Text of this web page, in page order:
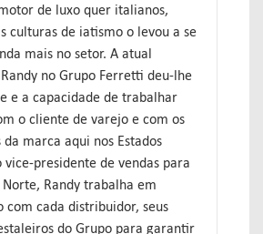
de luxo quer italianos,
culturas de iatismo o levou a se
mais no setor. A atual
no Grupo Ferretti deu-lhe
e a capacidade de trabalhar
o cliente de varejo e com os
marca aqui nos Estados
vice-presidente de vendas para
Randy trabalha em
com cada distribuidor, seus
do Grupo para garantir